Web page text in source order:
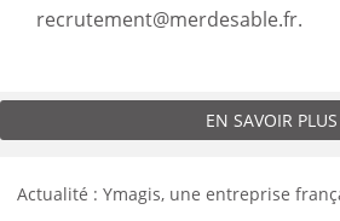
recrutement@merdesable.fr.
EN SAVOIR PLUS
Actualité : Ymagis, une entreprise